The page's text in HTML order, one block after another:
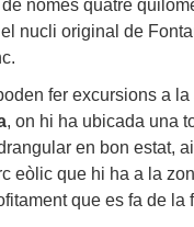
només quatre
nucli original de
fer excursions a la
, on hi ha ubicada una
en bon estat,
eòlic que hi ha a la
que es fa de la